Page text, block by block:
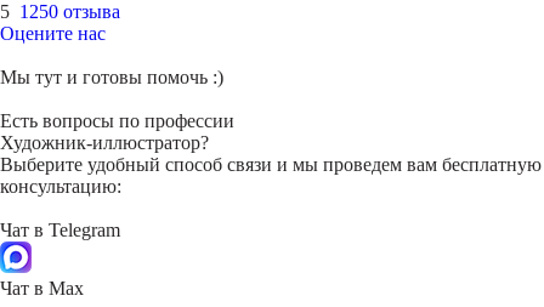
5 1250 отзыва
Оцените нас
Мы тут и готовы помочь :)
Есть вопросы по профессии
Художник-иллюстратор?
Выберите удобный способ связи и мы проведем вам бесплатную
консультацию:
Чат в Telegram
Чат в Max